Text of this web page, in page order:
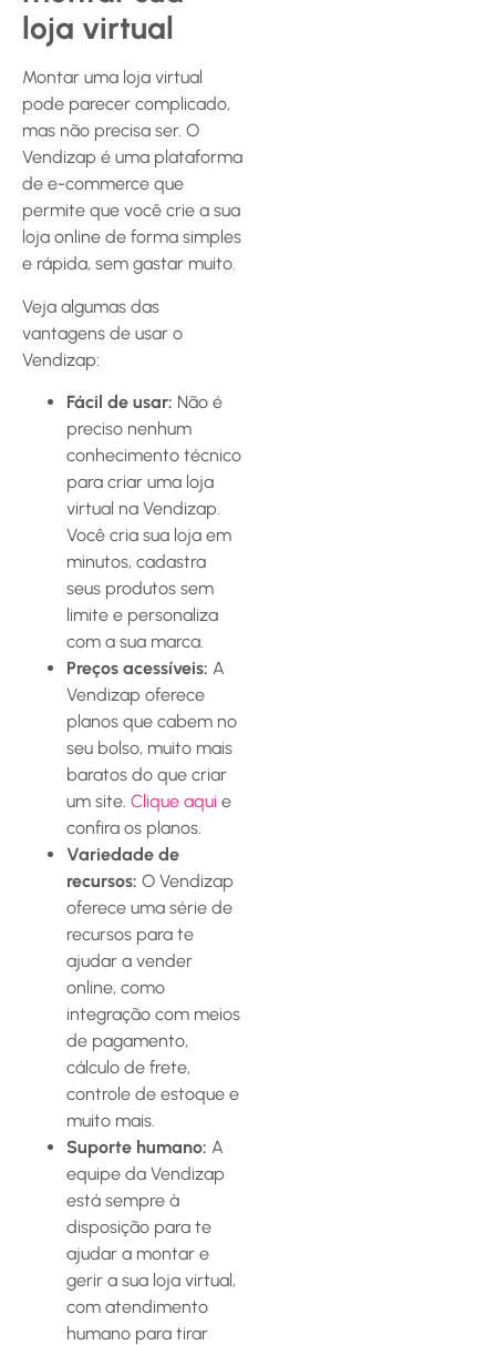
loja virtual
Montar uma loja virtual
pode parecer complicado,
mas não precisa ser. O
Vendizap é uma plataforma
de e-commerce que
permite que você crie a sua
loja online de forma simples
e rápida, sem gastar muito.
Veja algumas das
vantagens de usar o
Vendizap:
Fácil de usar: Não é
preciso nenhum
conhecimento técnico
para criar uma loja
virtual na Vendizap.
Você cria sua loja em
minutos, cadastra
seus produtos sem
limite e personaliza
com a sua marca.
Preços acessíveis: A
Vendizap oferece
planos que cabem no
seu bolso, muito mais
baratos do que criar
um site. Clique aqui e
confira os planos.
Variedade de
recursos: O Vendizap
oferece uma série de
recursos para te
ajudar a vender
online, como
integração com meios
de pagamento,
cálculo de frete,
controle de estoque e
muito mais.
Suporte humano: A
equipe da Vendizap
está sempre à
disposição para te
ajudar a montar e
gerir a sua loja virtual,
com atendimento
humano para tirar